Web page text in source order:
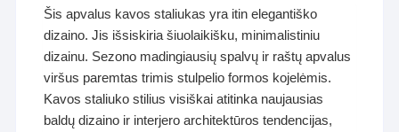
Šis apvalus kavos staliukas yra itin elegantiško
dizaino. Jis išsiskiria šiuolaikišku, minimalistiniu
dizainu. Sezono madingiausių spalvų ir raštų apvalus
viršus paremtas trimis stulpelio formos kojelėmis.
Kavos staliuko stilius visiškai atitinka naujausias
baldų dizaino ir interjero architektūros tendencijas,